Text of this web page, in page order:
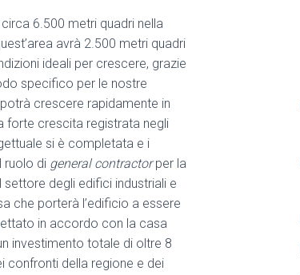
6.500 metri quadri nella
avrà 2.500 metri quadri
ideali per crescere, grazie
specifico per le nostre
crescere rapidamente in
forte crescita registrata negli
si è completata e i
ruolo di general contractorper la
degli edifici industriali e
che porterà l’edificio a essere
in accordo con la casa
investimento totale di oltre 8
confronti della regione e dei